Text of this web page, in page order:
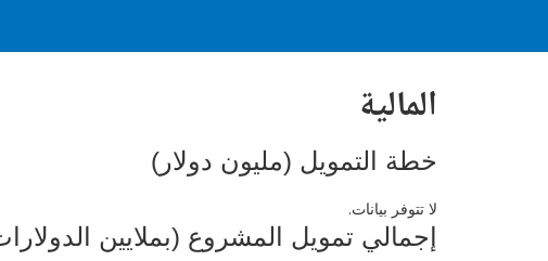
المالية
خطة التمويل (مليون دولار)
لا تتوفر بيانات.
إجمالي تمويل المشروع (بملايين